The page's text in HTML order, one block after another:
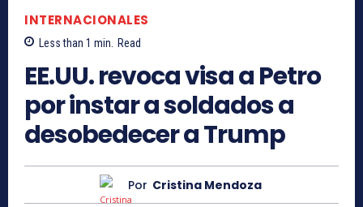
INTERNACIONALES
Less than 1 min. Read
EE.UU. revoca visa a Petro
por instar a soldados a
desobedecer a Trump
Por Cristina Mendoza